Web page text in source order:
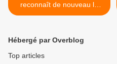
reconnaît de nouveau la
GLNF.
Hébergé par Overblog
Top articles